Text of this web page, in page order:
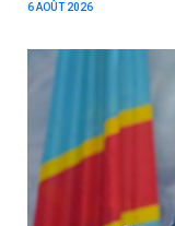
6 AOÛT 2026